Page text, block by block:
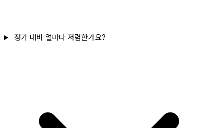
정가 대비 얼마나 저렴한가요?